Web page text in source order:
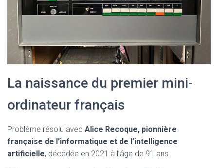
La naissance du premier mini-
ordinateur français
Problème résolu avec Alice Recoque, pionnière
française de l’informatique et de l’intelligence
artificielle, décédée en 2021 à l’âge de 91 ans.